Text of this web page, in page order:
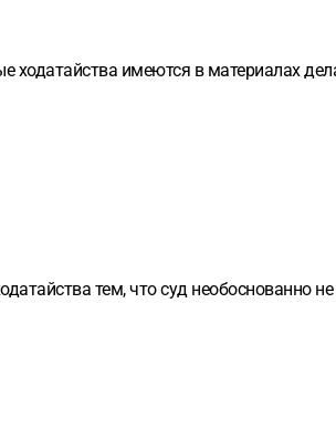
ходатайства имеются в материалах
тем, что суд необоснованно